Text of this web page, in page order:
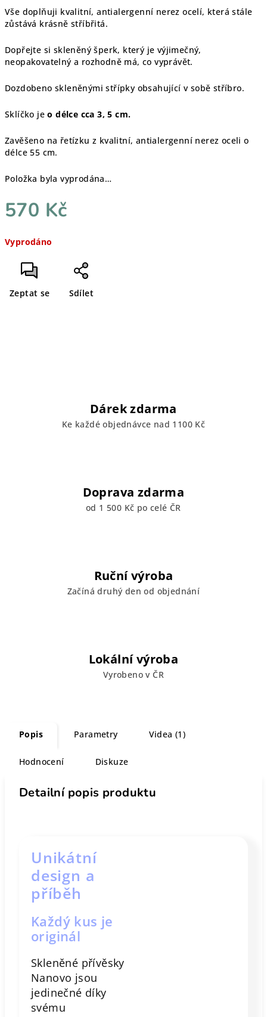
Vše doplňuji kvalitní, antialergenní nerez ocelí, která stále
zůstává krásně stříbřitá.
Dopřejte si skleněný šperk, který je výjimečný,
neopakovatelný a rozhodně má, co vyprávět.
Dozdobeno skleněnými střípky obsahující v sobě stříbro.
Sklíčko jeo délce cca 3, 5 cm.
Zavěšeno na řetízku z kvalitní, antialergenní nerez oceli o
délce 55 cm.
Položka byla vyprodána…
570 Kč
cena:
Vyprodáno
Zeptat se Sdílet
Dárek zdarma
Ke každé objednávce nad 1100 Kč
Doprava zdarma
od 1 500 Kč po celé ČR
Ruční výroba
Začíná druhý den od objednání
Lokální výroba
Vyrobeno v ČR
Popis Parametry Videa (1)
Hodnocení Diskuze
Detailní popis produktu
Unikátní
design a
příběh
Každý kus je
originál
Skleněné přívěsky
Nanovo jsou
jedinečné díky
svému